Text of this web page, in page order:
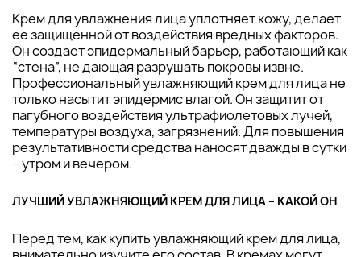
Крем для увлажнения лица уплотняет кожу, делает
ее защищенной от воздействия вредных факторов.
Он создает эпидермальный барьер, работающий как
“стена”, не дающая разрушать покровы извне.
Профессиональный увлажняющий крем для лица не
только насытит эпидермис влагой. Он защитит от
пагубного воздействия ультрафиолетовых лучей,
температуры воздуха, загрязнений. Для повышения
результативности средства наносят дважды в сутки
– утром и вечером.
ЛУЧШИЙ УВЛАЖНЯЮЩИЙ КРЕМ ДЛЯ ЛИЦА – КАКОЙ ОН
Перед тем, как купить увлажняющий крем для лица,